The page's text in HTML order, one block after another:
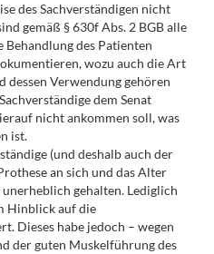
des Sachverständigen nicht
gemäß § 630f Abs. 2 BGB alle
des Patienten
wozu auch die Art
dessen Verwendung gehören
dem Senat
nicht ankommen soll, was
ist.
(und deshalb auch der
an sich und das Alter
gehalten. Lediglich
Hinblick auf die
Dieses habe jedoch – wegen
der guten Muskelführung des